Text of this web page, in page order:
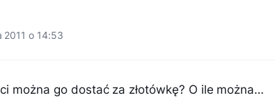
2011 o 14:53
można go dostać za złotówkę? O ile można…